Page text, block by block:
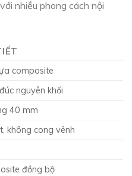
nhiều phong cách nội
composite
nguyên khối
40 mm
không cong vênh
đồng bộ